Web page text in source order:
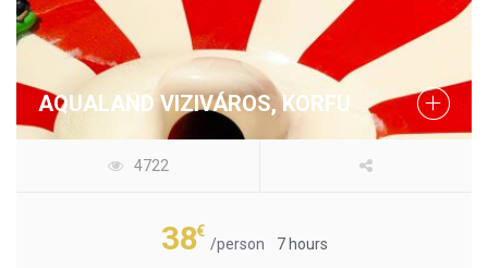
AQUALAND VIZIVÁROS, KORFU
4722
38€
/person 7 hours